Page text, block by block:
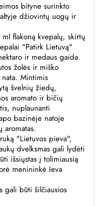
bityne surinkto
džiovintų uogų ir
flakoną kvepalų, skirtų
"Patirk Lietuvą"
ir medaus gaida.
žolės ir miško
Mintimis
švelnių žiedų,
aromato ir bičių
nuplaunanti
bazinėje natoje
aromatas.
"Lietuvos pieva",
dvelksmas gali lydėti
išsiųstas į tolimiausią
menininkė Ieva
gali būti šilčiausios